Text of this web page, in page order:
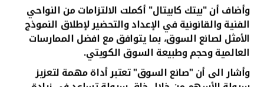
مصر
المملكة المتحدة
وأضاف أن "بيتك كابيتال" أكملت الالتزامات من النواحي
الفنية والقانونية في الإعداد والتحضير لإطلاق النموذج
الأمثل لصانع السوق، بما يتوافق مع افضل الممارسات
العالمية وحجم وطبيعة السوق الكويتي.
وأشار الى أن "صانع السوق" تعتبر أداة مهمة لتعزيز